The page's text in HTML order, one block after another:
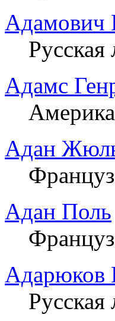
Русская
Адамс
Адан
Адан Поль
Адарюков
Русская